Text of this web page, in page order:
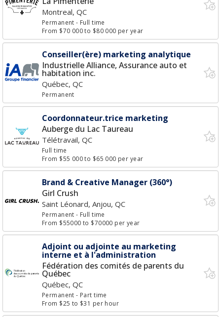
Montreal, QC
Permanent- Full time
From $70 000 to $80 000 per year
Conseiller(ère) marketing analytique
Industrielle Alliance, Assurance auto et
habitation inc.
Québec, QC
Permanent
Coordonnateur.trice marketing
Auberge du Lac Taureau
Télétravail, QC
Full time
From $55 000 to $65 000 per year
Brand & Creative Manager (360°)
Girl Crush
Saint Léonard, Anjou, QC
Permanent- Full time
From $55000 to $70000 per year
Adjoint ou adjointe au marketing
interne et à l'administration
Fédération des comités de parents du
Québec
Québec, QC
Permanent- Part time
From $25 to $31 per hour